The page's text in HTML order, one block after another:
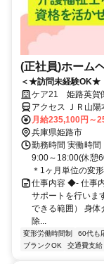
(正社員)ホーム
＜★訪問未経験OK★
♪＞定年制撤廃で長く
賞与年2回・季節休
ケア21 姫路英賀
アクセス ＪＲ山
磨徒歩約18分、山
「英賀保」駅から
月給235,100円～
兵庫県姫路市
勤務時間 実働時
9:00～18:00(休憩
＊1ヶ月単位の変
仕事内容 ◆- 仕事
サポートを行いま
できる範囲） 身
除...
変形労働時間制 60代も
ブランクOK
交通費支給